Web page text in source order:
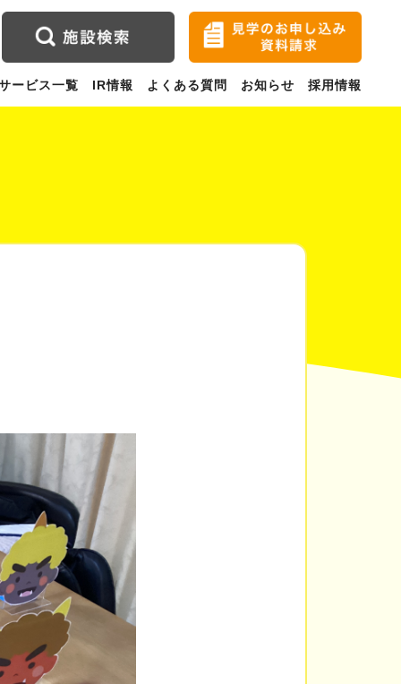
ービス一覧 IR情報 よくある質問 お知らせ 採用情報